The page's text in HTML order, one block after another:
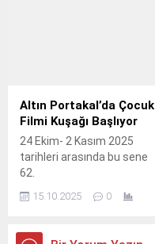
Altın Portakal’da Çocuk
Filmi Kuşağı Başlıyor
24 Ekim- 2 Kasım 2025
tarihleri arasında bu sene
62.
15.10.2025 0